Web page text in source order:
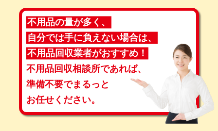
不用品の量が多く、
自分では手に負えない場合は、
不用品回収業者がおすすめ！
不用品回収相談所であれば、
準備不要でまるっと
お任せください。